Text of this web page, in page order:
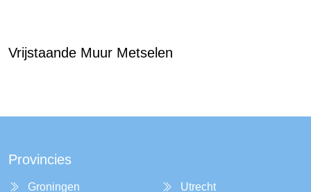
Vrijstaande Muur Metselen
Provincies
Groningen
Utrecht